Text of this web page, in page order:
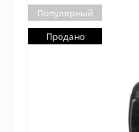
Популярный
Продано